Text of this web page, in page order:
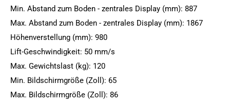
Min. Abstand zum Boden - zentrales Display (mm): 887
Max. Abstand zum Boden - zentrales Display (mm): 1867
Höhenverstellung (mm): 980
Lift-Geschwindigkeit: 50 mm/s
Max. Gewichtslast (kg): 120
Min. Bildschirmgröße (Zoll): 65
Max. Bildschirmgröße (Zoll): 86